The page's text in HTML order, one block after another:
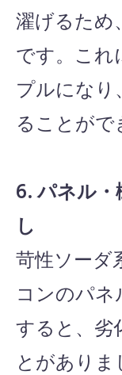
濯げるため
です。これ
プルになり
ることがで
6. パネル
し
苛性ソーダ
コンのパネ
すると、劣
とがあり